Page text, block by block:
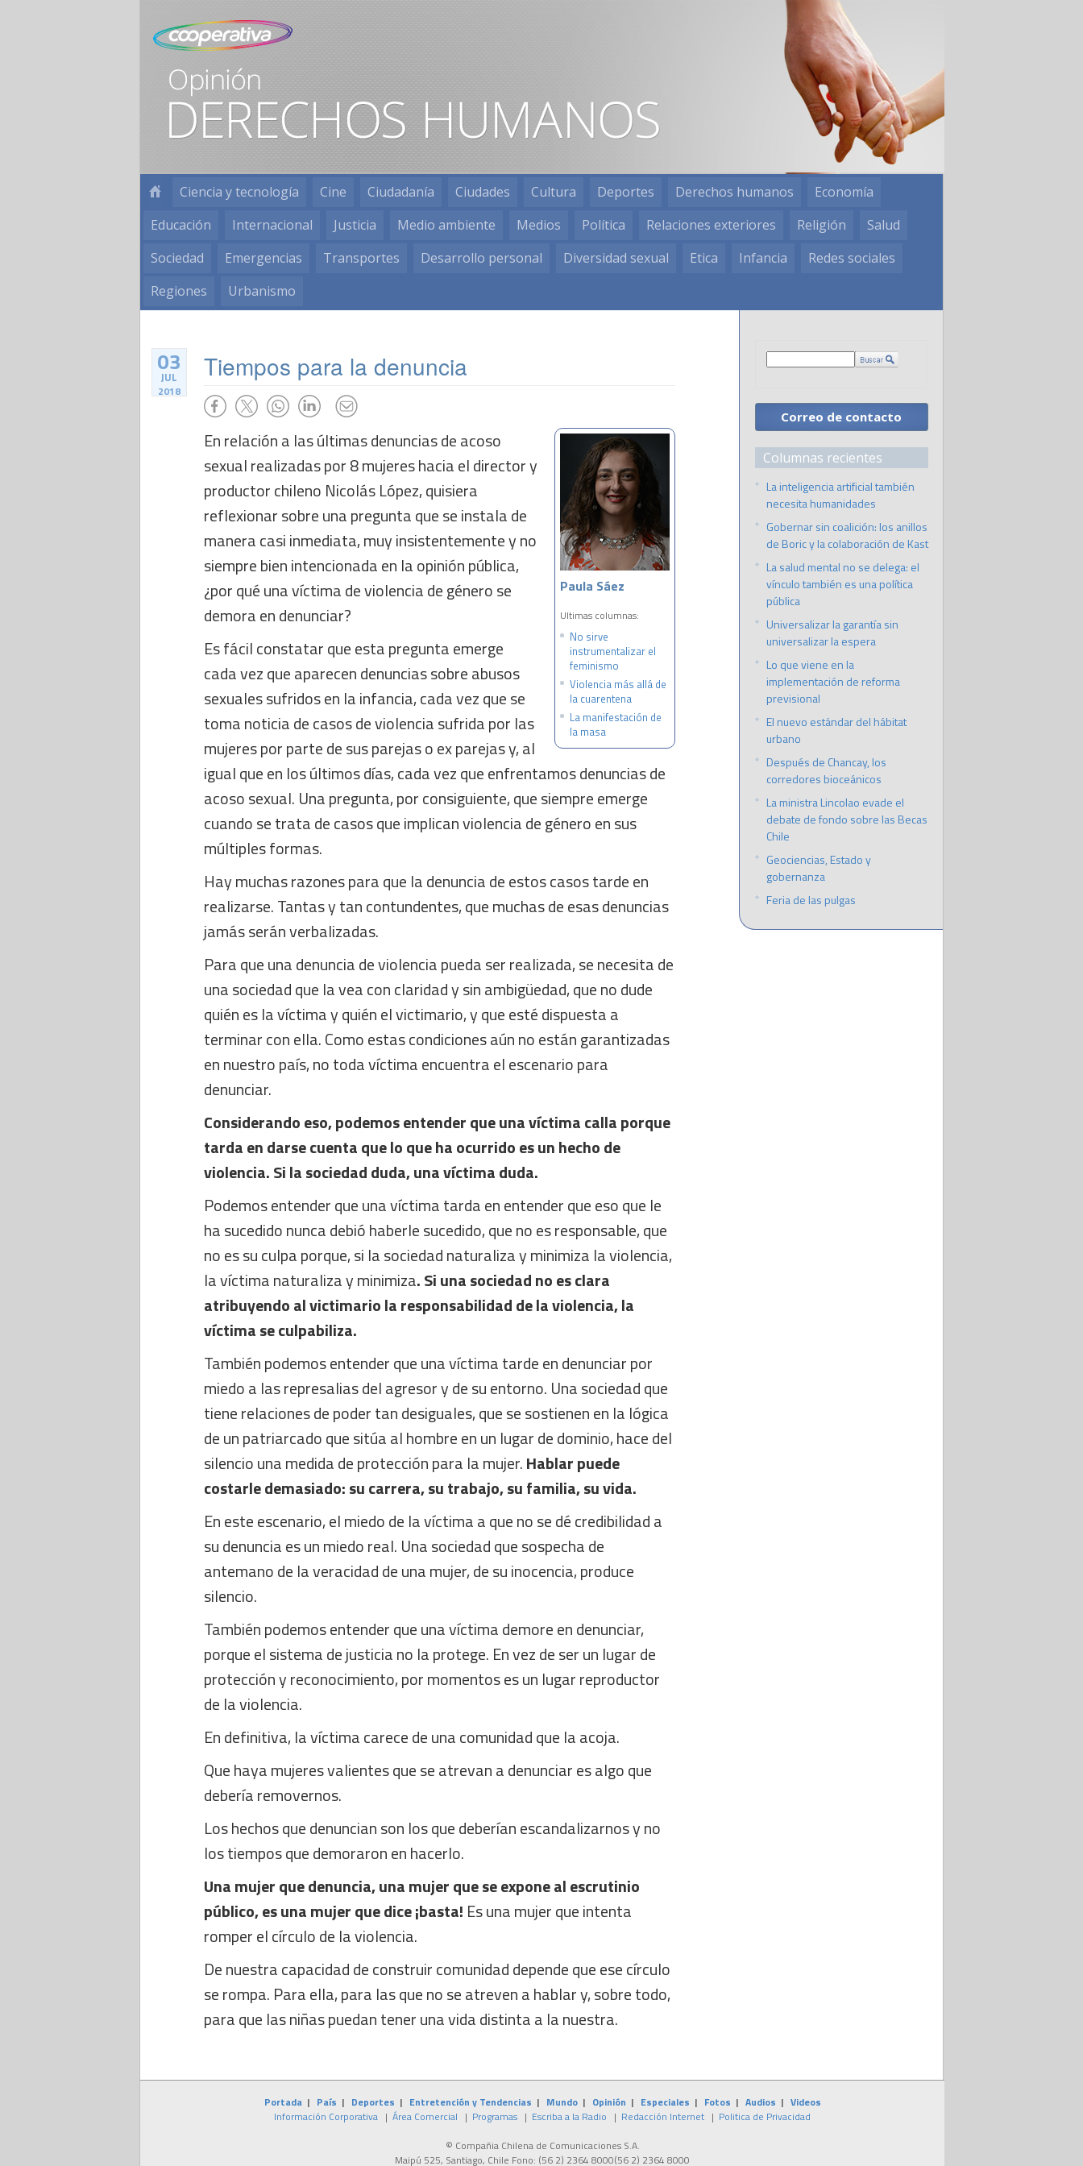
Ciencia y tecnología Cine Ciudadanía Ciudades Cultura Deportes Derechos humanos
Economía
Educación
Internacional Justicia Medio ambiente Medios Política Relaciones exteriores Religión
Salud
Sociedad
Emergencias Transportes Desarrollo personal Diversidad sexual Etica Infancia
Redes sociales
Regiones
Urbanismo
03
JUL
2018
Tiempos para la denuncia
Paula Sáez
Ultimas columnas:
No sirve
instrumentalizar el
feminismo
Violencia más allá de
la cuarentena
La manifestación de
la masa
En relación a las últimas denuncias de acoso
sexual realizadas por 8 mujeres hacia el director y
productor chileno Nicolás López, quisiera
reflexionar sobre una pregunta que se instala de
manera casi inmediata, muy insistentemente y no
siempre bien intencionada en la opinión pública,
¿por qué una víctima de violencia de género se
demora en denunciar?
Es fácil constatar que esta pregunta emerge
cada vez que aparecen denuncias sobre abusos
sexuales sufridos en la infancia, cada vez que se
toma noticia de casos de violencia sufrida por las
mujeres por parte de sus parejas o ex parejas y, al
igual que en los últimos días, cada vez que enfrentamos denuncias de
acoso sexual. Una pregunta, por consiguiente, que siempre emerge
cuando se trata de casos que implican violencia de género en sus
múltiples formas.
Hay muchas razones para que la denuncia de estos casos tarde en
realizarse. Tantas y tan contundentes, que muchas de esas denuncias
jamás serán verbalizadas.
Para que una denuncia de violencia pueda ser realizada, se necesita de
una sociedad que la vea con claridad y sin ambigüedad, que no dude
quién es la víctima y quién el victimario, y que esté dispuesta a
terminar con ella. Como estas condiciones aún no están garantizadas
en nuestro país, no toda víctima encuentra el escenario para
denunciar.
Considerando eso, podemos entender que una víctima calla porque
tarda en darse cuenta que lo que ha ocurrido es un hecho de
violencia. Si la sociedad duda, una víctima duda.
Podemos entender que una víctima tarda en entender que eso que le
ha sucedido nunca debió haberle sucedido, que no es responsable, que
no es su culpa porque, si la sociedad naturaliza y minimiza la violencia,
la víctima naturaliza y minimiza. Si una sociedad no es clara
atribuyendo al victimario la responsabilidad de la violencia, la
víctima se culpabiliza.
También podemos entender que una víctima tarde en denunciar por
miedo a las represalias del agresor y de su entorno. Una sociedad que
tiene relaciones de poder tan desiguales, que se sostienen en la lógica
de un patriarcado que sitúa al hombre en un lugar de dominio, hace del
silencio una medida de protección para la mujer.Hablar puede
costarle demasiado: su carrera, su trabajo, su familia, su vida.
En este escenario, el miedo de la víctima a que no se dé credibilidad a
su denuncia es un miedo real. Una sociedad que sospecha de
antemano de la veracidad de una mujer, de su inocencia, produce
silencio.
También podemos entender que una víctima demore en denunciar,
porque el sistema de justicia no la protege. En vez de ser un lugar de
protección y reconocimiento, por momentos es un lugar reproductor
de la violencia.
En definitiva, la víctima carece de una comunidad que la acoja.
Que haya mujeres valientes que se atrevan a denunciar es algo que
debería removernos.
Los hechos que denuncian son los que deberían escandalizarnos y no
los tiempos que demoraron en hacerlo.
Una mujer que denuncia, una mujer que se expone al escrutinio
público, es una mujer que dice ¡basta! Es una mujer que intenta
romper el círculo de la violencia.
De nuestra capacidad de construir comunidad depende que ese círculo
se rompa. Para ella, para las que no se atreven a hablar y, sobre todo,
para que las niñas puedan tener una vida distinta a la nuestra.
Correo de contacto
Columnas recientes
La inteligencia artificial también
necesita humanidades
Gobernar sin coalición: los anillos
de Boric y la colaboración de Kast
La salud mental no se delega: el
vínculo también es una política
pública
Universalizar la garantía sin
universalizar la espera
Lo que viene en la
implementación de reforma
previsional
El nuevo estándar del hábitat
urbano
Después de Chancay, los
corredores bioceánicos
La ministra Lincolao evade el
debate de fondo sobre las Becas
Chile
Geociencias, Estado y
gobernanza
Feria de las pulgas
Portada| País | Deportes | Entretención y Tendencias | Mundo| Opinión | Especiales | Fotos | Audios | Videos
Información Corporativa | Área Comercial | Programas | Escriba a la Radio | Redacción Internet | Politica de Privacidad
© Compañia Chilena de Comunicaciones S.A.
Maipú 525, Santiago, Chile Fono: (56 2) 2364 8000(56 2) 2364 8000